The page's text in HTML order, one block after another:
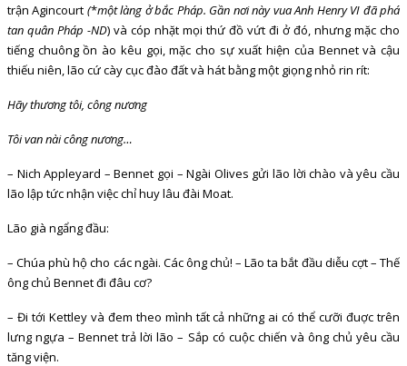
trận Agincourt (*một làng ở bắc Pháp. Gần nơi này vua Anh Henry VI đã phá
tan quân Pháp -ND) và cóp nhặt mọi thứ đồ vứt đi ở đó, nhưng mặc cho
tiếng chuông ồn ào kêu gọi, mặc cho sự xuất hiện của Bennet và cậu
thiếu niên, lão cứ cày cục đào đất và hát bằng một giọng nhỏ rin rít:
Hãy thương tôi, công nương
Tôi van nài công nương…
– Nich Appleyard – Bennet gọi – Ngài Olives gửi lão lời chào và yêu cầu
lão lập tức nhận việc chỉ huy lâu đài Moat.
Lão già ngẩng đầu:
– Chúa phù hộ cho các ngài. Các ông chủ! – Lão ta bắt đầu diễu cợt – Thế
ông chủ Bennet đi đâu cơ?
– Đi tới Kettley và đem theo mình tất cả những ai có thể cưỡi đuợc trên
lưng ngựa – Bennet trả lời lão – Sắp có cuộc chiến và ông chủ yêu cầu
tăng viện.